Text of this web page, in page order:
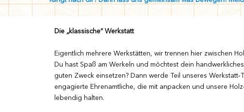
Die „klassische“ Werkstatt
Eigentlich mehrere Werkstätten, wir trennen hier zwischen
Du hast Spaß am Werkeln und möchtest dein
guten Zweck einsetzen? Dann werde Teil unseres
engagierte Ehrenamtliche, die mit anpacken und unsere
lebendig halten.